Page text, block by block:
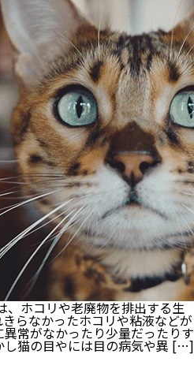
、ホコリや老廃物を排出する生
らなかったホコリや粘液などが
常がなかったり少量だったりす
し猫の目やには目の病気や異 […]